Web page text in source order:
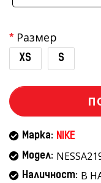
Размер
XS S
Марка: NIKE
Модел:
Наличност: В